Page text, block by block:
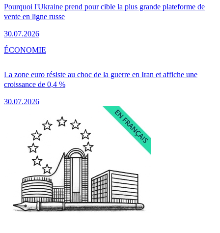
Pourquoi l'Ukraine prend pour cible la plus grande plateforme de
vente en ligne russe
30.07.2026
La zone euro résiste au choc de la guerre en Iran et affiche une
croissance de 0,4 %
30.07.2026
ÉCONOMIE